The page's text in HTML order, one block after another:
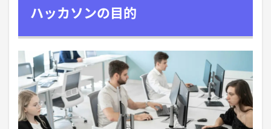
ハッカソンの目的